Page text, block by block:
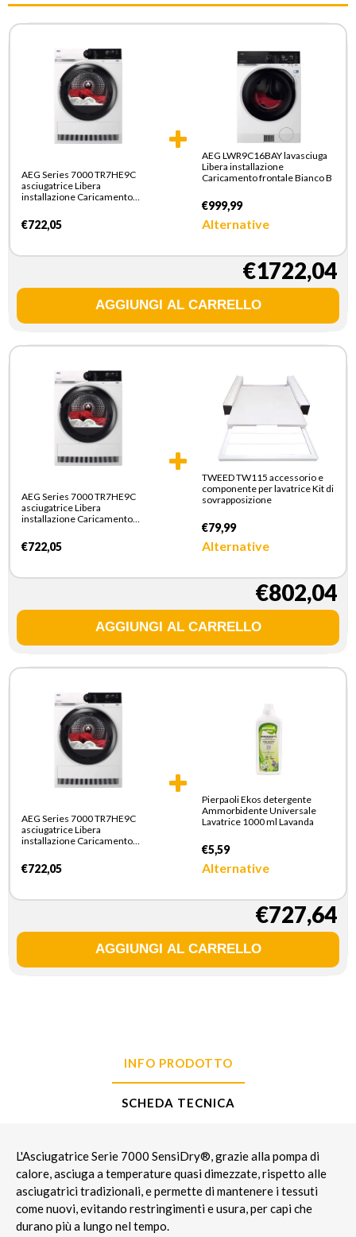
AEG Series 7000 TR7HE9C
asciugatrice Libera
installazione Caricamento
€722,05
AEG LWR9C16BAY lavasciuga
Libera installazione
Caricamento frontale Bianco B
€999,99
Alternative
€1722,04
AEG Series 7000 TR7HE9C
asciugatrice Libera
installazione Caricamento
€722,05
TWEED TW115 accessorio e
componente per lavatrice Kit di
sovrapposizione
€79,99
Alternative
€802,04
AEG Series 7000 TR7HE9C
asciugatrice Libera
installazione Caricamento
€722,05
Pierpaoli Ekos detergente
Ammorbidente Universale
Lavatrice 1000 ml Lavanda
€5,59
Alternative
€727,64
INFO PRODOTTO
SCHEDA TECNICA
L'Asciugatrice Serie 7000 SensiDry®, grazie alla pompa di
calore, asciuga a temperature quasi dimezzate, rispetto alle
asciugatrici tradizionali, e permette di mantenere i tessuti
come nuovi, evitando restringimenti e usura, per capi che
durano più a lungo nel tempo.